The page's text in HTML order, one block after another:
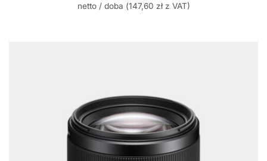
netto / doba (147,60 złz VAT)